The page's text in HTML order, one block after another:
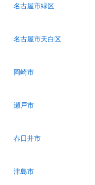
名古屋市緑区
名古屋市天白区
岡崎市
瀬戸市
春日井市
津島市